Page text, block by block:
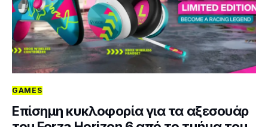
GAMES
Επίσημη κυκλοφορία για τα αξεσουάρ